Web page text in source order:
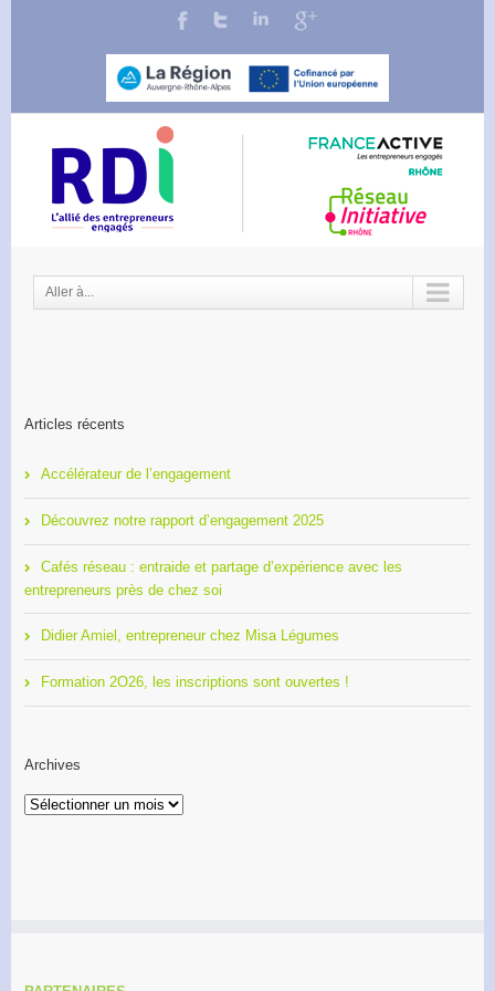
Aller à...
Articles récents
Accélérateur de l’engagement
Découvrez notre rapport d’engagement 2025
Cafés réseau : entraide et partage d’expérience avec les
entrepreneurs près de chez soi
Didier Amiel, entrepreneur chez Misa Légumes
Formation 2O26, les inscriptions sont ouvertes !
Archives
Archives